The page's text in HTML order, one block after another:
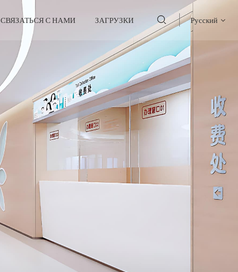
СВЯЗАТЬСЯ С НАМИ ЗАГРУЗКИ Русский
English
français
Deutsch